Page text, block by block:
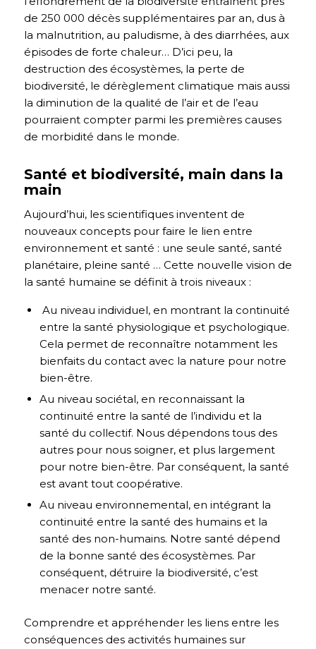
de 250 000 décès supplémentaires par an, dus à
la malnutrition, au paludisme, à des diarrhées, aux
épisodes de forte chaleur… D’ici peu, la
destruction des écosystèmes, la perte de
biodiversité, le dérèglement climatique mais aussi
la diminution de la qualité de l’air et de l’eau
pourraient compter parmi les premières causes
de morbidité dans le monde.
Santé et biodiversité, main dans la
main
Aujourd’hui, les scientifiques inventent de
nouveaux concepts pour faire le lien entre
environnement et santé : une seule santé, santé
planétaire, pleine santé … Cette nouvelle vision de
la santé humaine se définit à trois niveaux :
Au niveau individuel, en montrant la continuité
entre la santé physiologique et psychologique.
Cela permet de reconnaître notamment les
bienfaits du contact avec la nature pour notre
bien-être.
Au niveau sociétal, en reconnaissant la
continuité entre la santé de l’individu et la
santé du collectif. Nous dépendons tous des
autres pour nous soigner, et plus largement
pour notre bien-être. Par conséquent, la santé
est avant tout coopérative.
Au niveau environnemental, en intégrant la
continuité entre la santé des humains et la
santé des non-humains. Notre santé dépend
de la bonne santé des écosystèmes. Par
conséquent, détruire la biodiversité, c’est
menacer notre santé.
Comprendre et appréhender les liens entre les
conséquences des activités humaines sur